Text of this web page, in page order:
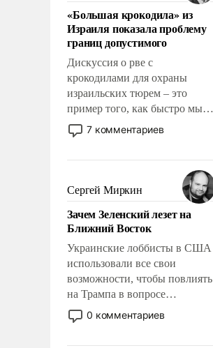
«Большая крокодила» из
Израиля показала проблему
границ допустимого
Дискуссия о рве с
крокодилами для охраны
израильских тюрем – это
пример того, как быстро мы
двигаемся по пути
революционных изменений.
псевдонаучной фантастики,
стало всерьез обсуждаемой
идеей.
7 комментариев
Сергей Миркин
Зачем Зеленский лезет на
Ближний Восток
Украинские лоббисты в США
использовали все свои
возможности, чтобы повлиять
на Трампа в вопросе
предоставления вооружений
своим нанимателям. Вероятно,
0 комментариев